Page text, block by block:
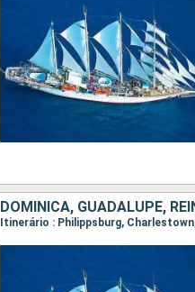
DOMINICA, GUADALUPE,